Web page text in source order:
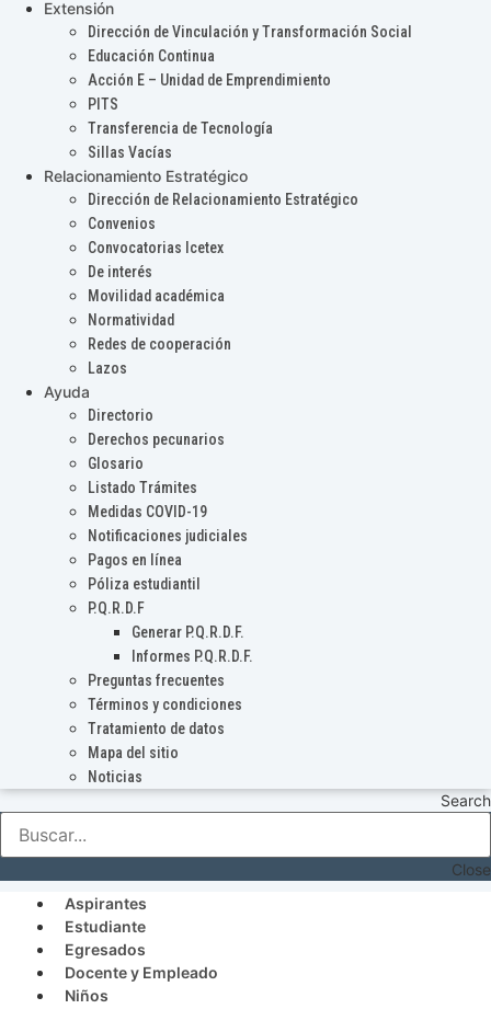
Extensión
Dirección de Vinculación y Transformación Social
Educación Continua
Acción E – Unidad de Emprendimiento
PITS
Transferencia de Tecnología
Sillas Vacías
Relacionamiento Estratégico
Dirección de Relacionamiento Estratégico
Convenios
Convocatorias Icetex
De interés
Movilidad académica
Normatividad
Redes de cooperación
Lazos
Ayuda
Directorio
Derechos pecunarios
Glosario
Listado Trámites
Medidas COVID-19
Notificaciones judiciales
Pagos en línea
Póliza estudiantil
P.Q.R.D.F
Generar P.Q.R.D.F.
Informes P.Q.R.D.F.
Preguntas frecuentes
Términos y condiciones
Tratamiento de datos
Mapa del sitio
Noticias
Search
Close
Aspirantes
Estudiante
Egresados
Docente y Empleado
Niños